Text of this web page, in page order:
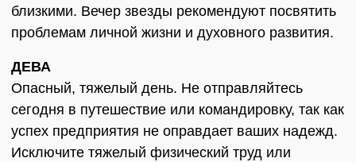
близкими. Вечер звезды рекомендуют посвятить
проблемам личной жизни и духовного развития.
ДЕВА
Опасный, тяжелый день. Не отправляйтесь
сегодня в путешествие или командировку, так как
успех предприятия не оправдает ваших надежд.
Исключите тяжелый физический труд или